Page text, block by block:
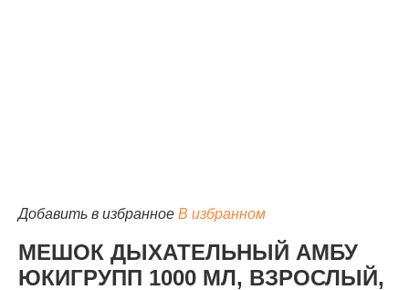
Добавить в избранное В избранном
МЕШОК ДЫХАТЕЛЬНЫЙ АМБУ
ЮКИГРУПП 1000 МЛ, ВЗРОСЛЫЙ,